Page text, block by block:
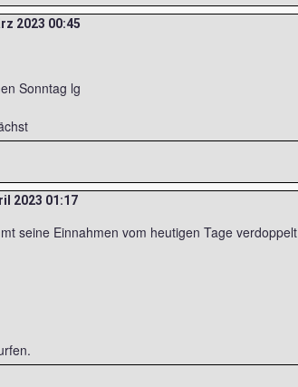
2023 00:45
Sonntag lg
2023 01:17
seine Einnahmen vom heutigen Tage verdoppelt